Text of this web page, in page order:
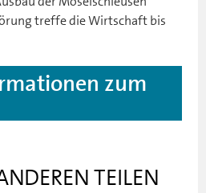
treffe die Wirtschaft bis
zum
TEILEN